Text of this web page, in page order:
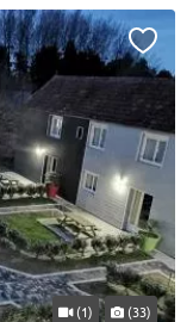
(1) (33)